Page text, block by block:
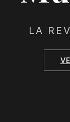
LA